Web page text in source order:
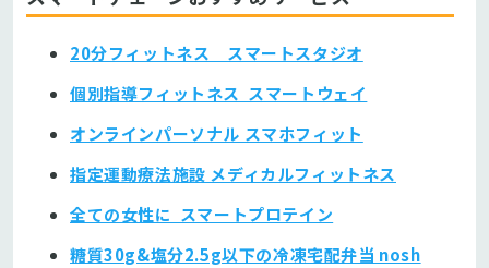
20分フィットネス スマートスタジオ
個別指導フィットネス スマートウェイ
オンラインパーソナル スマホフィット
指定運動療法施設 メディカルフィットネス
全ての女性に スマートプロテイン
糖質30g&塩分2.5g以下の冷凍宅配弁当 nosh